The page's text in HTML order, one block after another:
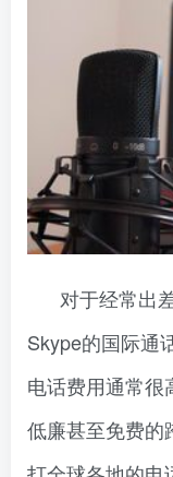
对于经常出
Skype的国际通
电话费用通常
低廉甚至免费的